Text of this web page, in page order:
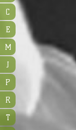
C
E
M
J
P
R
T